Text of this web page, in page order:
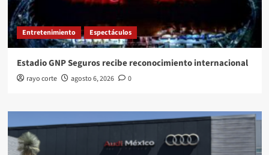
Entretenimiento Espectáculos
Estadio GNP Seguros recibe reconocimiento internacional
rayo corte agosto 6, 2026 0